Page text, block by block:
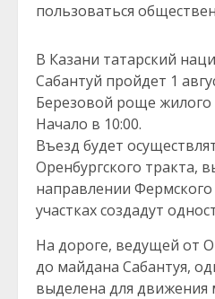
пользоваться
В Казани татарский
Сабантуй пройдет 1
Березовой роще
Начало в 10:00.
Въезд будет
Оренбургского тракта,
направлении
участках создадут
На дороге, ведущей от
до майдана Сабантуя,
выделена для движения